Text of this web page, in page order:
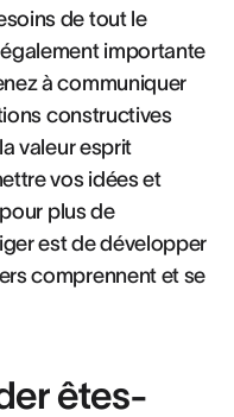
de tout le
importante
à communiquer
constructives
valeur esprit
vos idées et
plus de
est de développer
comprennent et se
êtes-